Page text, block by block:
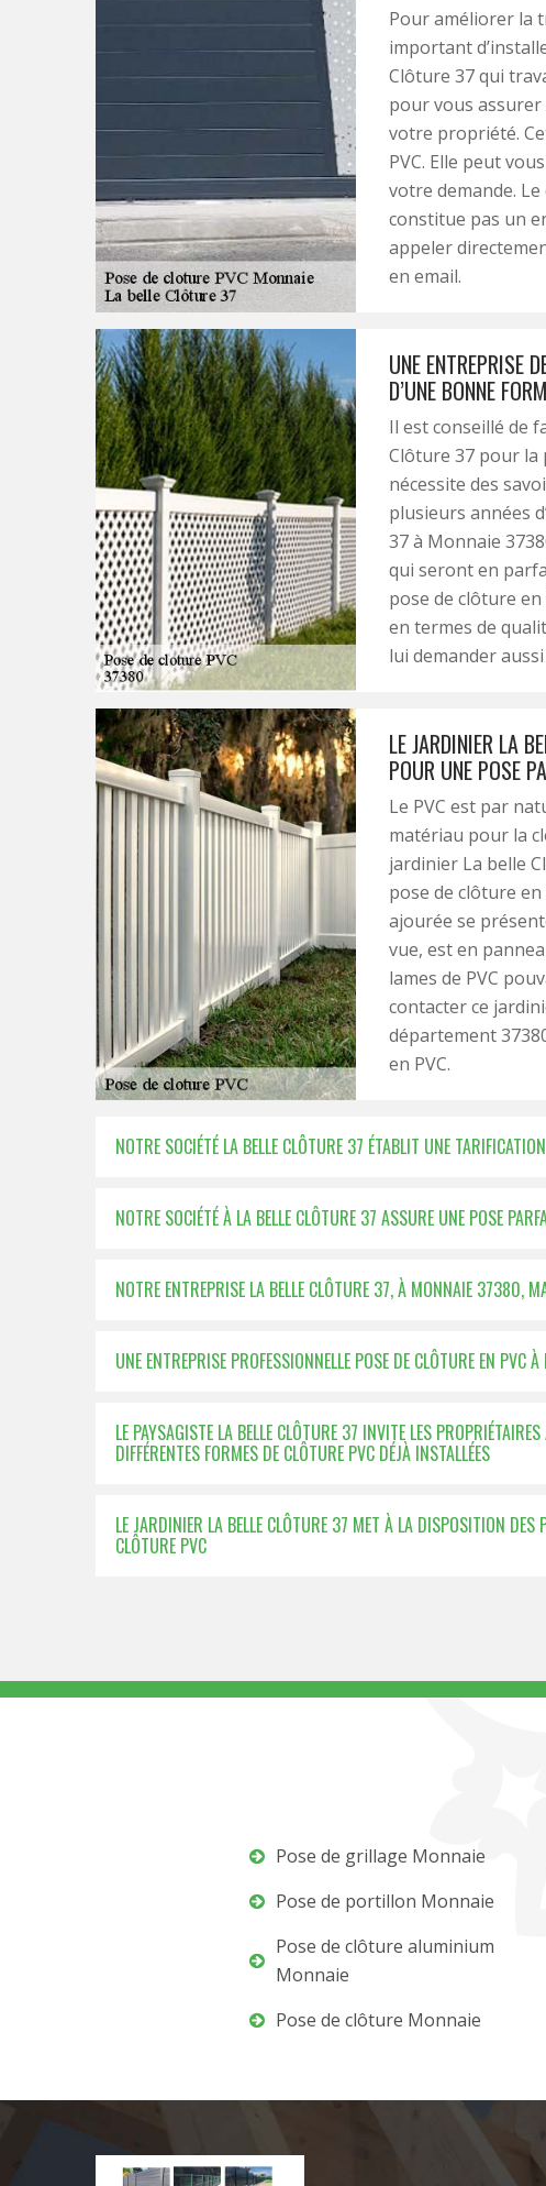
Pour améliorer la
important
Clôture 37 qui
pour vous
votre propriété.
PVC. Elle peut
votre demande.
constitue pas un
appeler
en email.
UNE ENTREPRISE
D’UNE BONNE
Il est conseillé de
Clôture 37 pour la
nécessite des
plusieurs années
37 à Monnaie
qui seront en
pose de clôture
en termes de
lui demander
LE JARDINIER LA
POUR UNE POSE
Le PVC est par
matériau pour la
jardinier La belle
pose de clôture
ajourée se
vue, est en
lames de PVC
contacter ce
département
en PVC.
NOTRE SOCIÉTÉ LA BELLE CLÔTURE 37 ÉTABLIT UNE
NOTRE SOCIÉTÉ À LA BELLE CLÔTURE 37 ASSURE UNE POSE
NOTRE ENTREPRISE LA BELLE CLÔTURE 37, À MONNAIE 37380,
UNE ENTREPRISE PROFESSIONNELLE POSE DE CLÔTURE EN PVC
LE PAYSAGISTE LA BELLE CLÔTURE 37 INVITE LES
DIFFÉRENTES FORMES DE CLÔTURE PVC DÉJÀ INSTALLÉES
LE JARDINIER LA BELLE CLÔTURE 37 MET À LA DISPOSITION
CLÔTURE PVC
Pose de grillage Monnaie
Pose de portillon Monnaie
Pose de clôture aluminium
Monnaie
Pose de clôture Monnaie